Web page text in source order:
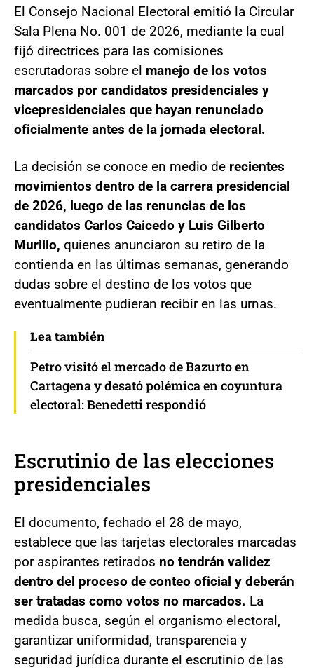
El Consejo Nacional Electoral emitió la Circular
Sala Plena No. 001 de 2026, mediante la cual
fijó directrices para las comisiones
escrutadoras sobre el manejo de los votos
marcados por candidatos presidenciales y
vicepresidenciales que hayan renunciado
oficialmente antes de la jornada electoral.
La decisión se conoce en medio de recientes
movimientos dentro de la carrera presidencial
de 2026, luego de las renuncias de los
candidatos Carlos Caicedo y Luis Gilberto
Murillo, quienes anunciaron su retiro de la
contienda en las últimas semanas, generando
dudas sobre el destino de los votos que
eventualmente pudieran recibir en las urnas.
Lea también
Petro visitó el mercado de Bazurto en
Cartagena y desató polémica en coyuntura
electoral: Benedetti respondió
Escrutinio de las elecciones
presidenciales
El documento, fechado el 28 de mayo,
establece que las tarjetas electorales marcadas
por aspirantes retirados no tendrán validez
dentro del proceso de conteo oficial y deberán
ser tratadas como votos no marcados. La
medida busca, según el organismo electoral,
garantizar uniformidad, transparencia y
seguridad jurídica durante el escrutinio de las